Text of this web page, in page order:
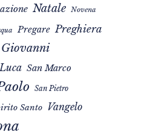
Natale Novena
Pregare Preghiera
Giovanni
San Marco
San Pietro
Santo Vangelo